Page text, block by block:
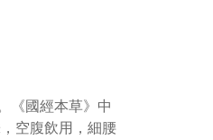
《國經本草》中
空腹飲用，細腰